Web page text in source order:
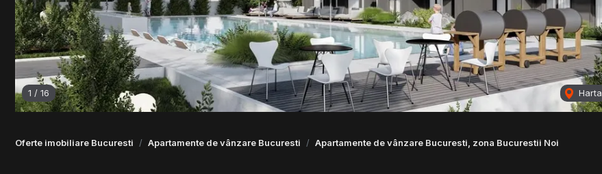
1 / 16 Harta
Oferte imobiliare Bucuresti Apartamente de vânzare Bucuresti Apartamente de vânzare Bucuresti, zona Bucurestii Noi